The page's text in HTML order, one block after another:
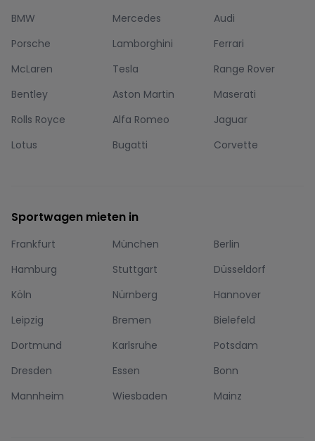
BMW Mercedes
Audi
Porsche
Lamborghini
Ferrari
McLaren
Tesla
Range Rover
Bentley
Aston Martin
Maserati
Rolls Royce
Alfa Romeo
Jaguar
Lotus
Bugatti Corvette
Sportwagen mieten in
Frankfurt München
Berlin
Hamburg
Stuttgart
Düsseldorf
Köln
Nürnberg
Hannover
Leipzig
Bremen
Bielefeld
Dortmund
Karlsruhe
Potsdam
Dresden
Essen
Bonn
Mannheim
Wiesbaden Mainz